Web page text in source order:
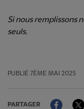
Si nous remplissons
seuls.
PUBLIÉ 7ÈME MAI 2025
PARTAGER